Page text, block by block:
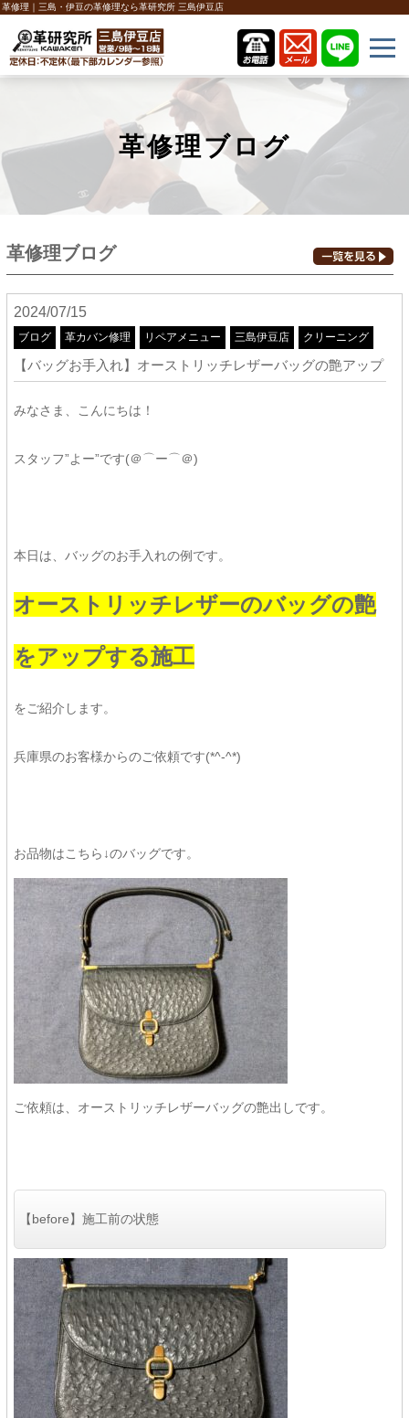
革修理｜三島・伊豆の革修理なら革研究所 三島伊豆店
革修理ブログ
革修理ブログ
2024/07/15
ブログ 革カバン修理 リペアメニュー 三島伊豆店 クリーニング
【バッグお手入れ】オーストリッチレザーバッグの艶アップ
みなさま、こんにちは！
スタッフ”よー”です(＠⌒ー⌒＠)
本日は、バッグのお手入れの例です。
オーストリッチレザーのバッグの艶
をアップする施工
をご紹介します。
兵庫県のお客様からのご依頼です(*^-^*)
お品物はこちら↓のバッグです。
ご依頼は、オーストリッチレザーバッグの艶出しです。
【before】施工前の状態